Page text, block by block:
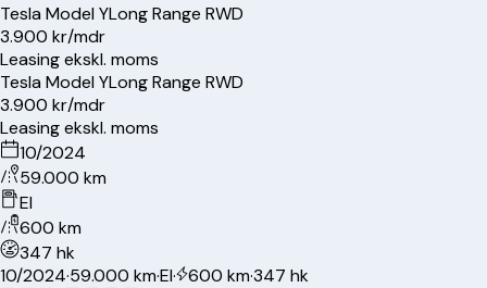
TeslaModel YLong Range RWD
3.900 kr/mdr
Leasing ekskl. moms
TeslaModel YLong Range RWD
3.900 kr/mdr
Leasing ekskl. moms
10/2024
59.000 km
El
600 km
347 hk
10/2024·59.000 km·El· 600 km·347 hk